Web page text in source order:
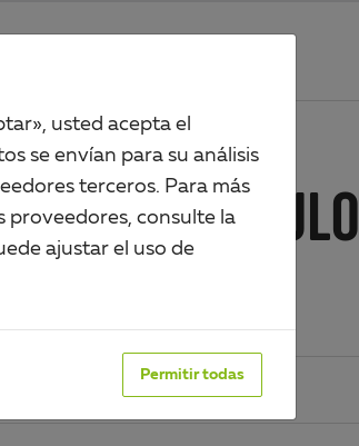
usted acepta el
se envían para su análisis
terceros. Para más
consulte la
ajustar el uso de
Permitir todas
EN ÁNGULO
Superficie:
U, color: blanco